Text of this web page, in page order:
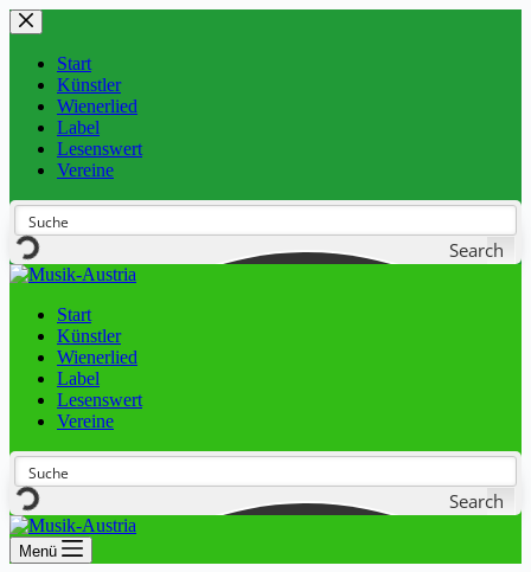
Start
Künstler
Wienerlied
Label
Lesenswert
Vereine
Search
Start
Künstler
Wienerlied
Label
Lesenswert
Vereine
Search
Menü